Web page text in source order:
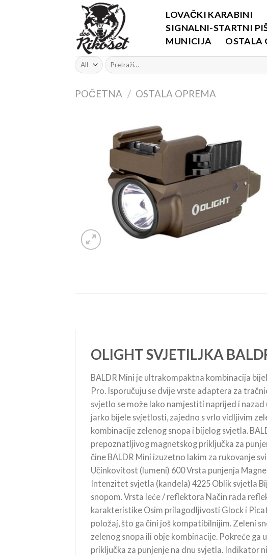
LOVAČKI KARABINI
SIGNALNI-STARTNI
MUNICIJA
OSTALA
Pretraži:
POČETNA / OSTALA OPREMA
OLIGHT SVJETILJKA
BALDR Mini je ultrakompaktna kombinacija
Pro. Isporučuju se dvije vrste adaptera za
svjetlo se može lako namjestiti naprijed i
jarko bijele svjetlosti, zajedno s vrlo vidljivim
kombinacije zelenog snopa i bijelog svjetla.
prepoznatljivog magnetskog priključka za
čine BALDR Mini izuzetno lakim za rukovanje
Učinkovitost (lumeni) 600 Vrsta punjenja
Intenzitet svjetla (kandela) 4225 Oblik svjetla
snopom. Vrsta leće / reflektora Način rada
karakteristike Osim prilagodljivosti Glock i
položaj, što ga čini još kompatibilnijim. Zeleni
zelenog snopa ili obje kombinacije. Pokreće
priključka za punjenje na dnu svjetla. Indikator